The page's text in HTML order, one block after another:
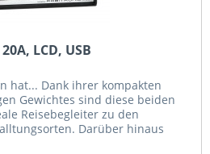
LCD, USB
hat... Dank ihrer kompakten
Gewichtes sind diese beiden
Reisebegleiter zu den
Darüber hinaus